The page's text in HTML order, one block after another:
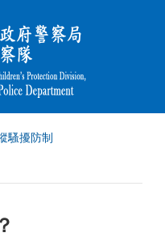
騷擾防制